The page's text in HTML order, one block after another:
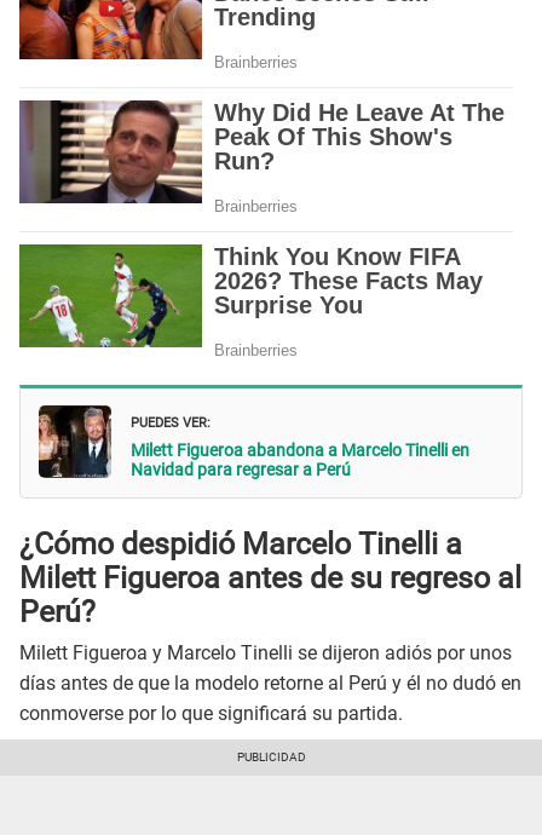
PUEDES VER:
Milett Figueroa abandona a Marcelo Tinelli en
Navidad para regresar a Perú
¿Cómo despidió Marcelo Tinelli a
Milett Figueroa antes de su regreso al
Perú?
Milett Figueroa y Marcelo Tinelli se dijeron adiós por unos
días antes de que la modelo retorne al Perú y él no dudó en
conmoverse por lo que significará su partida.